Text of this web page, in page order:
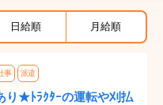
日給順 月給順
事 派遣
り★ﾄﾗｸﾀｰの運転や刈払